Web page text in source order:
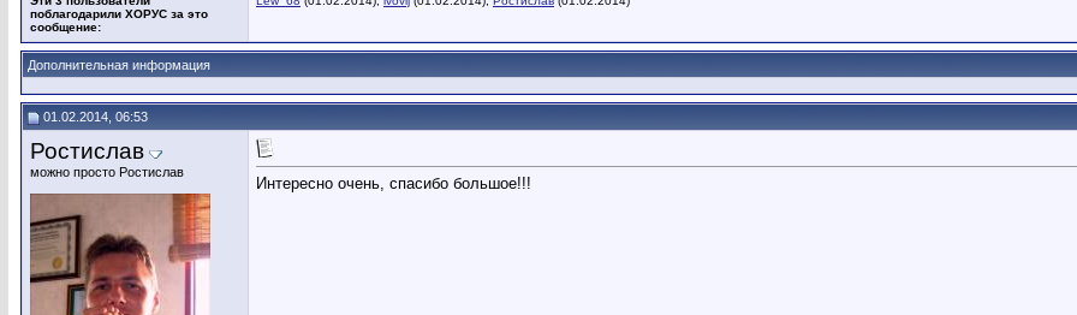
поблагодарили ХОРУС за это
сообщение:
Дополнительная информация
01.02.2014, 06:53
Ростислав
можно просто Ростислав
Интересно очень, спасибо большое!!!